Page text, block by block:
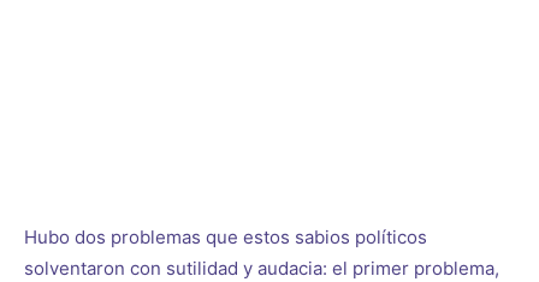
Hubo dos problemas que estos sabios políticos
solventaron con sutilidad y audacia: el primer problema,